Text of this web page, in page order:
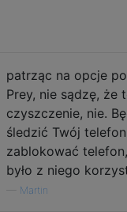
patrząc na opcje
Prey, nie sądzę, że
czyszczenie, nie.
śledzić Twój
zablokować
było z niego
Martin